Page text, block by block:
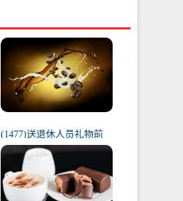
(1477)送退休人员礼物前
十件排名（工会退休纪念
品范围）